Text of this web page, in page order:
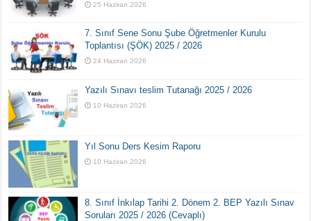
25 Haziran 2026
7. Sınıf Sene Sonu Şube Öğretmenler Kurulu
Toplantısı (ŞÖK) 2025 / 2026
24 Haziran 2026
Yazılı Sınavı teslim Tutanağı 2025 / 2026
10 Haziran 2026
Yıl Sonu Ders Kesim Raporu
10 Haziran 2026
8. Sınıf İnkılap Tarihi 2. Dönem 2. BEP Yazılı Sınav
Soruları 2025 / 2026 (Cevaplı)